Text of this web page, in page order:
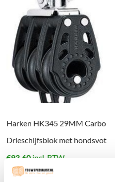
Harken HK345 29MM Carbo
Drieschijfsblok met hondsvot
€93.60 incl. BTW